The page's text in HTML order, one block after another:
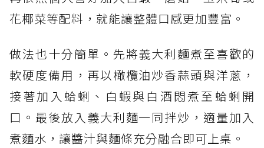
花椰菜等配料，就能讓整體口感更加豐富。
做法也十分簡單。先將義大利麵煮至喜歡的
軟硬度備用，再以橄欖油炒香蒜頭與洋蔥，
接著加入蛤蜊、白蝦與白酒悶煮至蛤蜊開
口。最後放入義大利麵一同拌炒，適量加入
煮麵水，讓醬汁與麵條充分融合即可上桌。